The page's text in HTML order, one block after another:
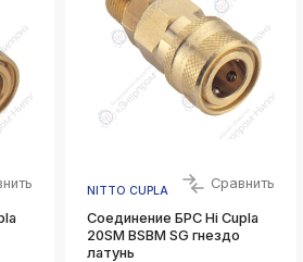
NITTO CUPLA Сравнить
Соединение БРС Hi Cupla
20SM BSBM SG гнездо
латунь